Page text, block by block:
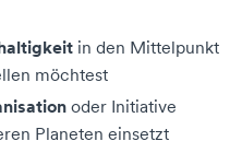
in den Mittelpunkt
möchtest
oder Initiative
Planeten einsetzt